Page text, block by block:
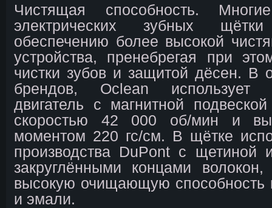
Чистящая способность.
электрических зубных
обеспечению более высокой
устройства, пренебрегая при
чистки зубов и защитой дёсен. В
брендов, Oclean использует
двигатель с магнитной
скоростью 42 000 об/мин и
моментом 220 гс/см. В щётке
производства DuPont с щетиной
закруглёнными концами
высокую очищающую способность
и эмали.